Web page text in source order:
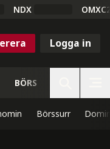
NDX
Logga in
BÖRS
Börssurr